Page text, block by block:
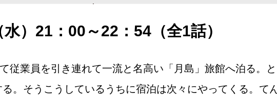
）21：00～22：54（全1話）
従業員を引き連れて一流と名高い「月島」旅館へ泊る。
。そうこうしているうちに宿泊は次々にやってくる。て